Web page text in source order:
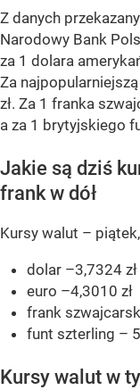
Z danych
Narodowy Bank
za 1 dolara
Za
zł. Za 1 franka
a za 1 brytyjskiego
Jakie są dziś
frank w dół
Kursy walut –
dolar –3,7324 zł
euro –4,3010 zł
frank
funt szterling –
Kursy walut w